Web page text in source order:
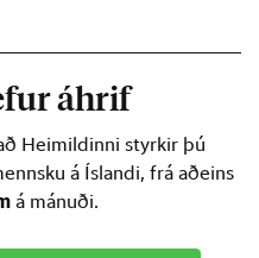
áhrif
Heimildinni styrkir þú
á Íslandi, frá aðeins
á mánuði.